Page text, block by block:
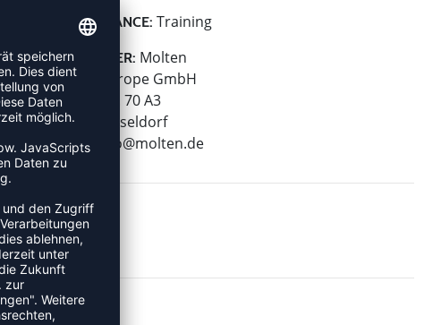
PERFORMANCE: Training
HERSTELLER: Molten
Molten Europe GmbH
Wiesenstr. 70 A3
40549 Düsseldorf
E-Mail:
info@molten.de